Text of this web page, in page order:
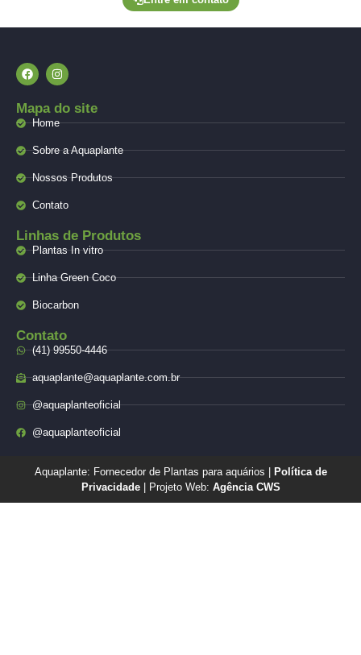
Mapa do site
Home
Sobre a Aquaplante
Nossos Produtos
Contato
Linhas de Produtos
Plantas In vitro
Linha Green Coco
Biocarbon
Contato
(41) 99550-4446
aquaplante@aquaplante.com.br
@aquaplanteoficial
@aquaplanteoficial
Aquaplante: Fornecedor de Plantas para aquários |
Política de
Privacidade| Projeto Web: Agência CWS